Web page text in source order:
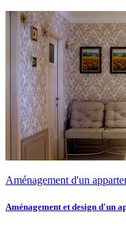
Aménagement d'un
Aménagement et design d'un